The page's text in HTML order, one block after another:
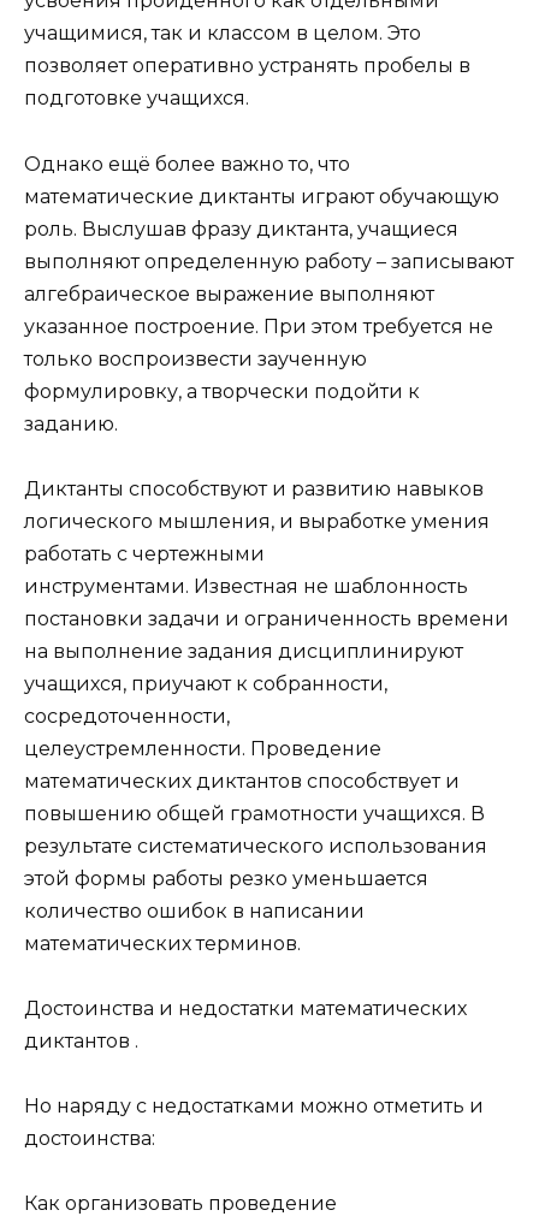
учащимися, так и классом в целом. Это
позволяет оперативно устранять пробелы в
подготовке учащихся.
Однако ещё более важно то, что
математические диктанты играют обучающую
роль. Выслушав фразу диктанта, учащиеся
выполняют определенную работу – записывают
алгебраическое выражение выполняют
указанное построение. При этом требуется не
только воспроизвести заученную
формулировку, а творчески подойти к
заданию.
Диктанты способствуют и развитию навыков
логического мышления, и выработке умения
работать с чертежными
инструментами. Известная не шаблонность
постановки задачи и ограниченность времени
на выполнение задания дисциплинируют
учащихся, приучают к собранности,
сосредоточенности,
целеустремленности. Проведение
математических диктантов способствует и
повышению общей грамотности учащихся. В
результате систематического использования
этой формы работы резко уменьшается
количество ошибок в написании
математических терминов.
Достоинства и недостатки математических
диктантов .
Но наряду с недостатками можно отметить и
достоинства:
Как организовать проведение